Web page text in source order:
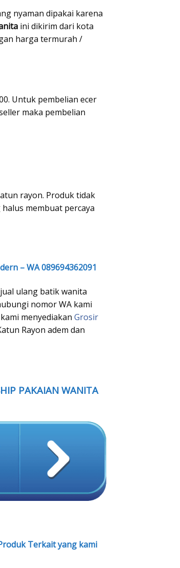
nyaman dipakai karena
ini dikirim dari kota
harga termurah /
Untuk pembelian ecer
maka pembelian
rayon. Produk tidak
membuat percaya
– WA 089694362091
ulang batik wanita
nomor WA kami
menyediakan Grosir
Rayon adem dan
PAKAIAN WANITA
Terkait yang kami